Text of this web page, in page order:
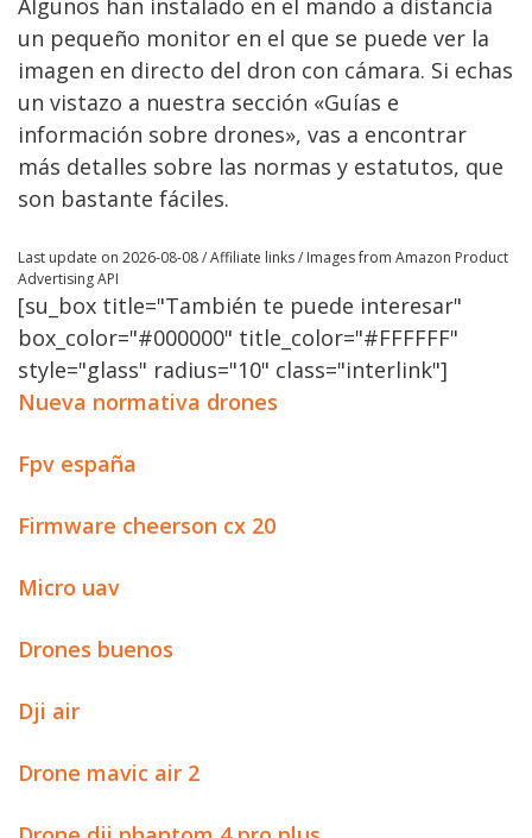
Algunos han instalado en el mando a distancia
un pequeño monitor en el que se puede ver la
imagen en directo del dron con cámara. Si echas
un vistazo a nuestra sección «Guías e
información sobre drones», vas a encontrar
más detalles sobre las normas y estatutos, que
son bastante fáciles.
Last update on 2026-08-08 / Affiliate links / Images from Amazon Product
Advertising API
[su_box title="También te puede interesar"
box_color="#000000" title_color="#FFFFFF"
style="glass" radius="10" class="interlink"]
Nueva normativa drones
Fpv españa
Firmware cheerson cx 20
Micro uav
Drones buenos
Dji air
Drone mavic air 2